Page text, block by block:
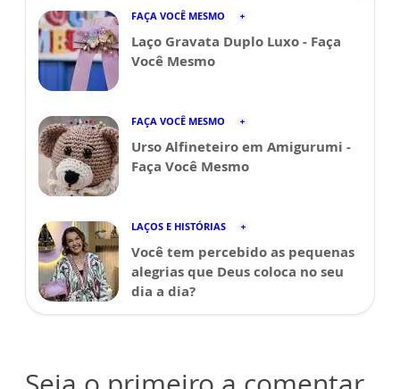
FAÇA VOCÊ MESMO
Laço Gravata Duplo Luxo - Faça
Você Mesmo
FAÇA VOCÊ MESMO
Urso Alfineteiro em Amigurumi -
Faça Você Mesmo
LAÇOS E HISTÓRIAS
Você tem percebido as pequenas
alegrias que Deus coloca no seu
dia a dia?